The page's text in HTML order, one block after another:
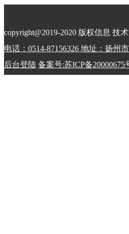
copyright@2019-2020 版权信息 技术
电话：0514-87156326 地址：扬州
后台登陆 备案号:苏ICP备20000675